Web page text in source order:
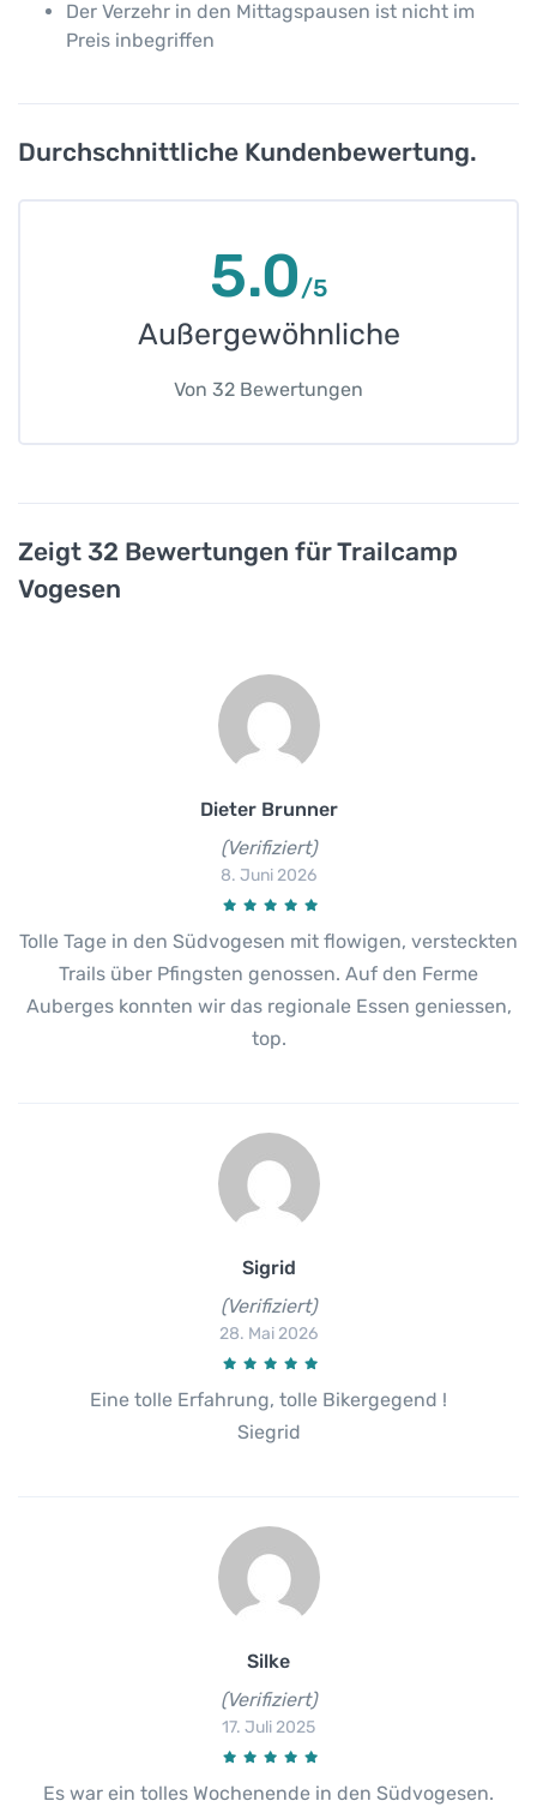
Der Verzehr in den Mittagspausen ist nicht im
Preis inbegriffen
Durchschnittliche Kundenbewertung.
5.0/5
Außergewöhnliche
Von 32 Bewertungen
Zeigt 32 Bewertungen für Trailcamp
Vogesen
Dieter Brunner
(Verifiziert)
8. Juni 2026
Tolle Tage in den Südvogesen mit flowigen, versteckten
Trails über Pfingsten genossen. Auf den Ferme
Auberges konnten wir das regionale Essen geniessen,
top.
Sigrid
(Verifiziert)
28. Mai 2026
Eine tolle Erfahrung, tolle Bikergegend !
Siegrid
Silke
(Verifiziert)
17. Juli 2025
Es war ein tolles Wochenende in den Südvogesen.